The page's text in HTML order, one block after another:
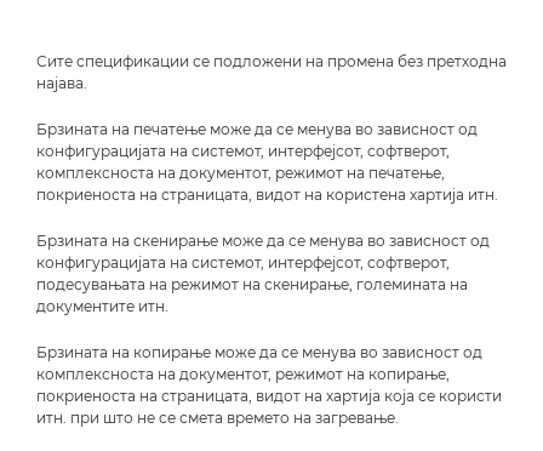
Сите спецификации се подложени на промена без претходна
најава.
Брзината на печатење може да се менува во зависност од
конфигурацијата на системот, интерфејсот, софтверот,
комплексноста на документот, режимот на печатење,
покриеноста на страницата, видот на користена хартија итн.
Брзината на скенирање може да се менува во зависност од
конфигурацијата на системот, интерфејсот, софтверот,
подесувањата на режимот на скенирање, големината на
документите итн.
Брзината на копирање може да се менува во зависност од
комплексноста на документот, режимот на копирање,
покриеноста на страницата, видот на хартија која се користи
итн. при што не се смета времето на загревање.